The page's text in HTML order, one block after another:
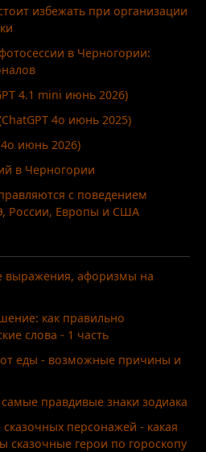
избежать при организации
в Черногории:
4.1 mini июнь 2026)
4o июнь 2025)
4o июнь 2026)
в Черногории
с поведением
России, Европы и США
выражения, афоризмы на
как правильно
слова - 1 часть
от еды - возможные причины и
правдивые знаки зодиака
персонажей - какая
сказочные герои по гороскопу